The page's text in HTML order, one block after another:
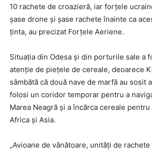
10 rachete de croazieră, iar forțele
șase drone și șase rachete înainte ca
ținta, au precizat Forțele Aeriene.
Situația din Odesa și din porturile sale a
atenție de piețele de cereale, deoarece
sâmbătă că două nave de marfă au sosit
folosi un coridor temporar pentru a
Marea Neagră și a încărca cereale
Africa și Asia.
„Avioane de vânătoare, unități de